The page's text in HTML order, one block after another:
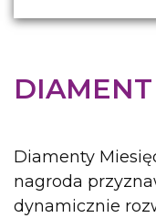
Diamenty
nagroda
dynamicznie